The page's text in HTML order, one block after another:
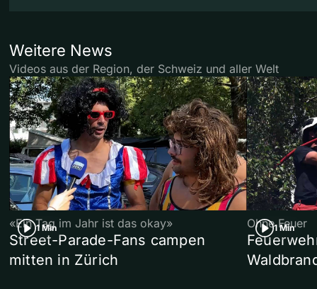
Weitere News
Videos aus der Region, der Schweiz und aller Welt
1 Min
«Ein Tag im Jahr ist das okay»
Street-Parade-Fans campen
mitten in Zürich
1 Min
Ohne Feuer